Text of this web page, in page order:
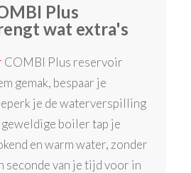
Plus
wat extra's
COMBI Plus reservoir
gemak, bespaar je
je de waterverspilling
boiler tap je
en warm water, zonder
seconde van je tijd voor in